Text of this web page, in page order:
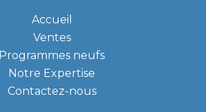
Accueil
Ventes
Programmes neufs
Notre Expertise
Contactez-nous